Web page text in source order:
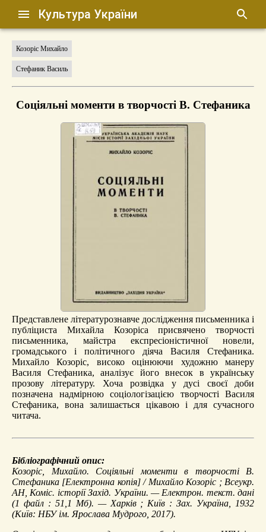
Культура України
Козоріс Михайло
Стефаник Василь
Соціяльні моменти в творчості В. Стефаника
Представлене літературознавче дослідження письменника і
публіциста Михайла Козоріса присвячено творчості
письменника, майстра експресіоністичної новели,
громадського і політичного діяча Василя Стефаника.
Михайло Козоріс, високо оцінюючи художню манеру
Василя Стефаника, аналізує його внесок в українську
прозову літературу. Хоча розвідка у дусі своєї доби
позначена надмірною соціологізацією творчості Василя
Стефаника, вона залишається цікавою і для сучасного
читача.
Бібліографічний опис:
Козоріс, Михайло. Соціяльні моменти в творчості В.
Стефаника [Електронна копія] / Михайло Козоріс ; Всеукр.
АН, Коміс. історії Захід. України. — Електрон. текст. дані
(1 файл : 51,1 Мб). — Харків ; Київ : Зах. Україна, 1932
(Київ: НБУ ім. Ярослава Мудрого, 2017).